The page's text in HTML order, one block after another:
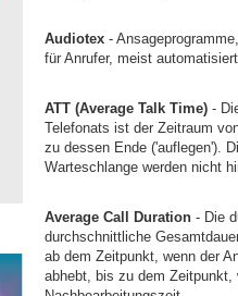
Audiotex -
für Anrufer, meist
ATT (Average Talk Time) -
Telefonats ist der Zeitraum
zu dessen Ende ('auflegen').
Warteschlange werden nicht
Average Call Duration - Die
durchschnittliche
ab dem Zeitpunkt, wenn der
abhebt, bis zu dem Zeitpunkt,